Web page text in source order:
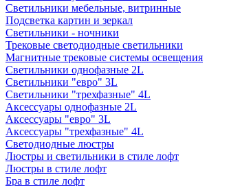
Светильники мебельные, витринные
Подсветка картин и зеркал
Светильники - ночники
Трековые светодиодные светильники
Магнитные трековые системы освещения
Светильники однофазные 2L
Светильники "евро" 3L
Светильники "трехфазные" 4L
Аксессуары однофазные 2L
Аксессуары "евро" 3L
Аксессуары "трехфазные" 4L
Светодиодные люстры
Люстры и светильники в стиле лофт
Люстры в стиле лофт
Бра в стиле лофт